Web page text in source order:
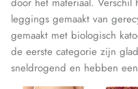
leggings gemaakt van
gemaakt met biologisch
de eerste categorie zijn
sneldrogend en hebben een